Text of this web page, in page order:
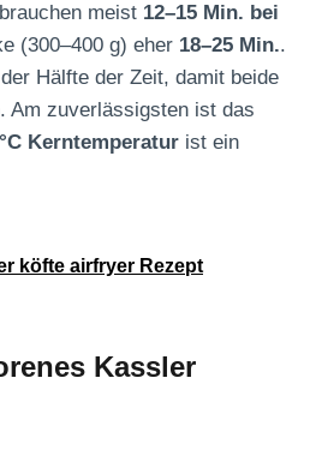
meist 12–15 Min. bei
(300–400 g) eher 18–25 Min..
Hälfte der Zeit, damit beide
Am zuverlässigsten ist das
Kerntemperatur ist ein
köfte airfryer Rezept
Kassler